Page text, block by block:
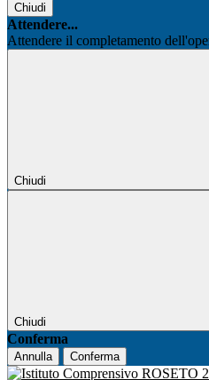
Chiudi
Attendere...
Attendere il completamento
Chiudi
Chiudi
Conferma
Annulla Conferma